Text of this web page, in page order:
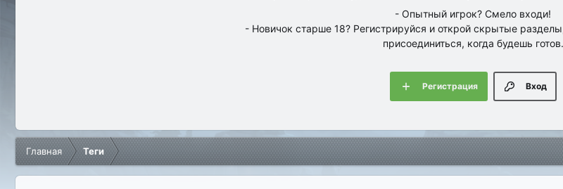
- Опытный игрок? Смело входи!
- Новичок старше 18? Регистрируйся и открой скрытые
присоединиться, когда будешь готов.
Вход
Регистрация
Главная Теги